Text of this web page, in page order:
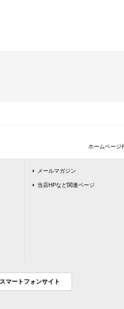
ホームページ
メールマガジン
当店HPなど関連ページ
スマートフォンサイト